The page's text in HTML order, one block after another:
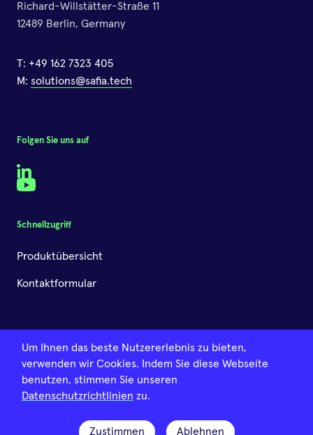
Backmischung – klingt automatisch
automatisch weniger mit Mykotoxinen
belastet ist und worauf es wirklich bei
der Lebensmittelsicherheit ankommt.
Um Ihnen das beste Nutzererlebnis zu bieten,
verwenden wir Cookies. Indem Sie diese Webseite
benutzen, stimmen Sie unseren
Datenschutzrichtlinien zu.
Zustimmen Ablehnen
Richard-Willstätter-Straße 11
12489 Berlin, Germany
T: +49 162 7323 405
M: solutions@safia.tech
Folgen Sie uns auf
LinkedIn
YouTube
Schnellzugriff
Produktübersicht
Kontaktformular
© 2026 SAFIA Technologies GmbH - Alle Rechte
vorbehalten • Impressum & Datenschutz